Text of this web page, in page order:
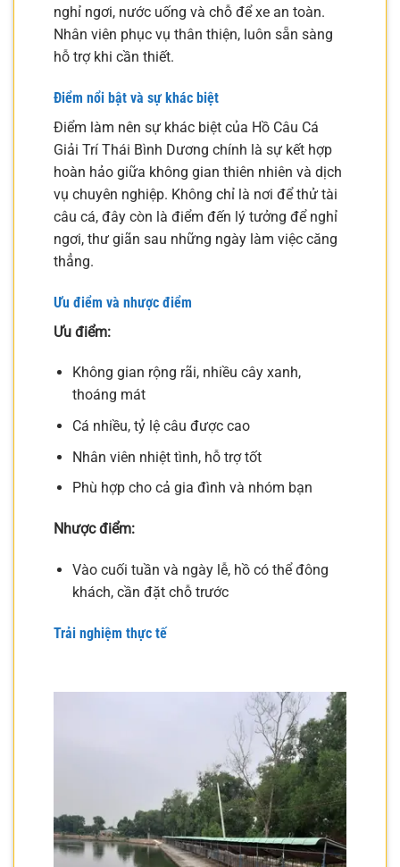
nghỉ ngơi, nước uống và chỗ để xe an toàn.
Nhân viên phục vụ thân thiện, luôn sẵn sàng
hỗ trợ khi cần thiết.
Điểm nổi bật và sự khác biệt
Điểm làm nên sự khác biệt của Hồ Câu Cá
Giải Trí Thái Bình Dương chính là sự kết hợp
hoàn hảo giữa không gian thiên nhiên và dịch
vụ chuyên nghiệp. Không chỉ là nơi để thử tài
câu cá, đây còn là điểm đến lý tưởng để nghỉ
ngơi, thư giãn sau những ngày làm việc căng
thẳng.
Ưu điểm và nhược điểm
Ưu điểm:
Không gian rộng rãi, nhiều cây xanh,
thoáng mát
Cá nhiều, tỷ lệ câu được cao
Nhân viên nhiệt tình, hỗ trợ tốt
Phù hợp cho cả gia đình và nhóm bạn
Nhược điểm:
Vào cuối tuần và ngày lễ, hồ có thể đông
khách, cần đặt chỗ trước
Trải nghiệm thực tế